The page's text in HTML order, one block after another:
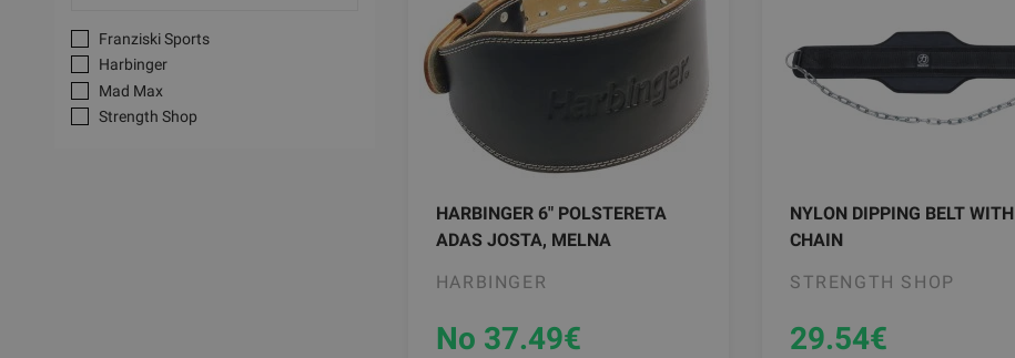
Franziski Sports
Harbinger
Mad Max
Strength Shop
HARBINGER 6" POLSTERETA
ADAS JOSTA, MELNA
HARBINGER
No 37.49€
NYLON DIPPING BELT WITH
CHAIN
STRENGTH SHOP
29.54€